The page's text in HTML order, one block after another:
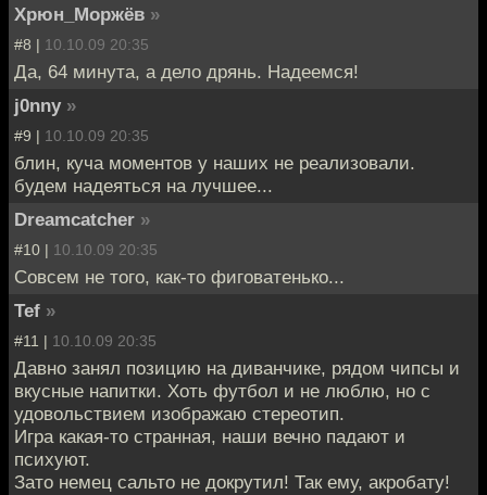
Хрюн_Моржёв »
#8 | 10.10.09 20:35
Да, 64 минута, а дело дрянь. Надеемся!
j0nny »
#9 | 10.10.09 20:35
блин, куча моментов у наших не реализовали.
будем надеяться на лучшее...
Dreamcatcher »
#10 | 10.10.09 20:35
Совсем не того, как-то фиговатенько...
Tef »
#11 | 10.10.09 20:35
Давно занял позицию на диванчике, рядом чипсы и
вкусные напитки. Хоть футбол и не люблю, но с
удовольствием изображаю стереотип.
Игра какая-то странная, наши вечно падают и
психуют.
Зато немец сальто не докрутил! Так ему, акробату!